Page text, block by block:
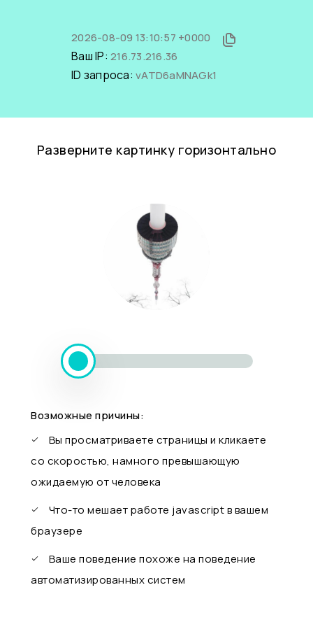
2026-08-09 13:10:57 +0000
Ваш IP: 216.73.216.36
ID запроса: vATD6aMNAGk1
Разверните картинку горизонтально
Возможные причины:
Вы просматриваете страницы и кликаете
со скоростью, намного превышающую
ожидаемую от человека
Что-то мешает работе javascript в вашем
браузере
Ваше поведение похоже на поведение
автоматизированных систем